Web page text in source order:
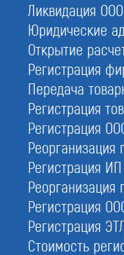
Ликвидация ООО
Юридические
Открытие
Регистрация
Передача
Регистрация
Регистрация
Реорганизация
Регистрация
Реорганизация
Регистрация
Регистрация
Стоимость
Кому надо
Минкульта